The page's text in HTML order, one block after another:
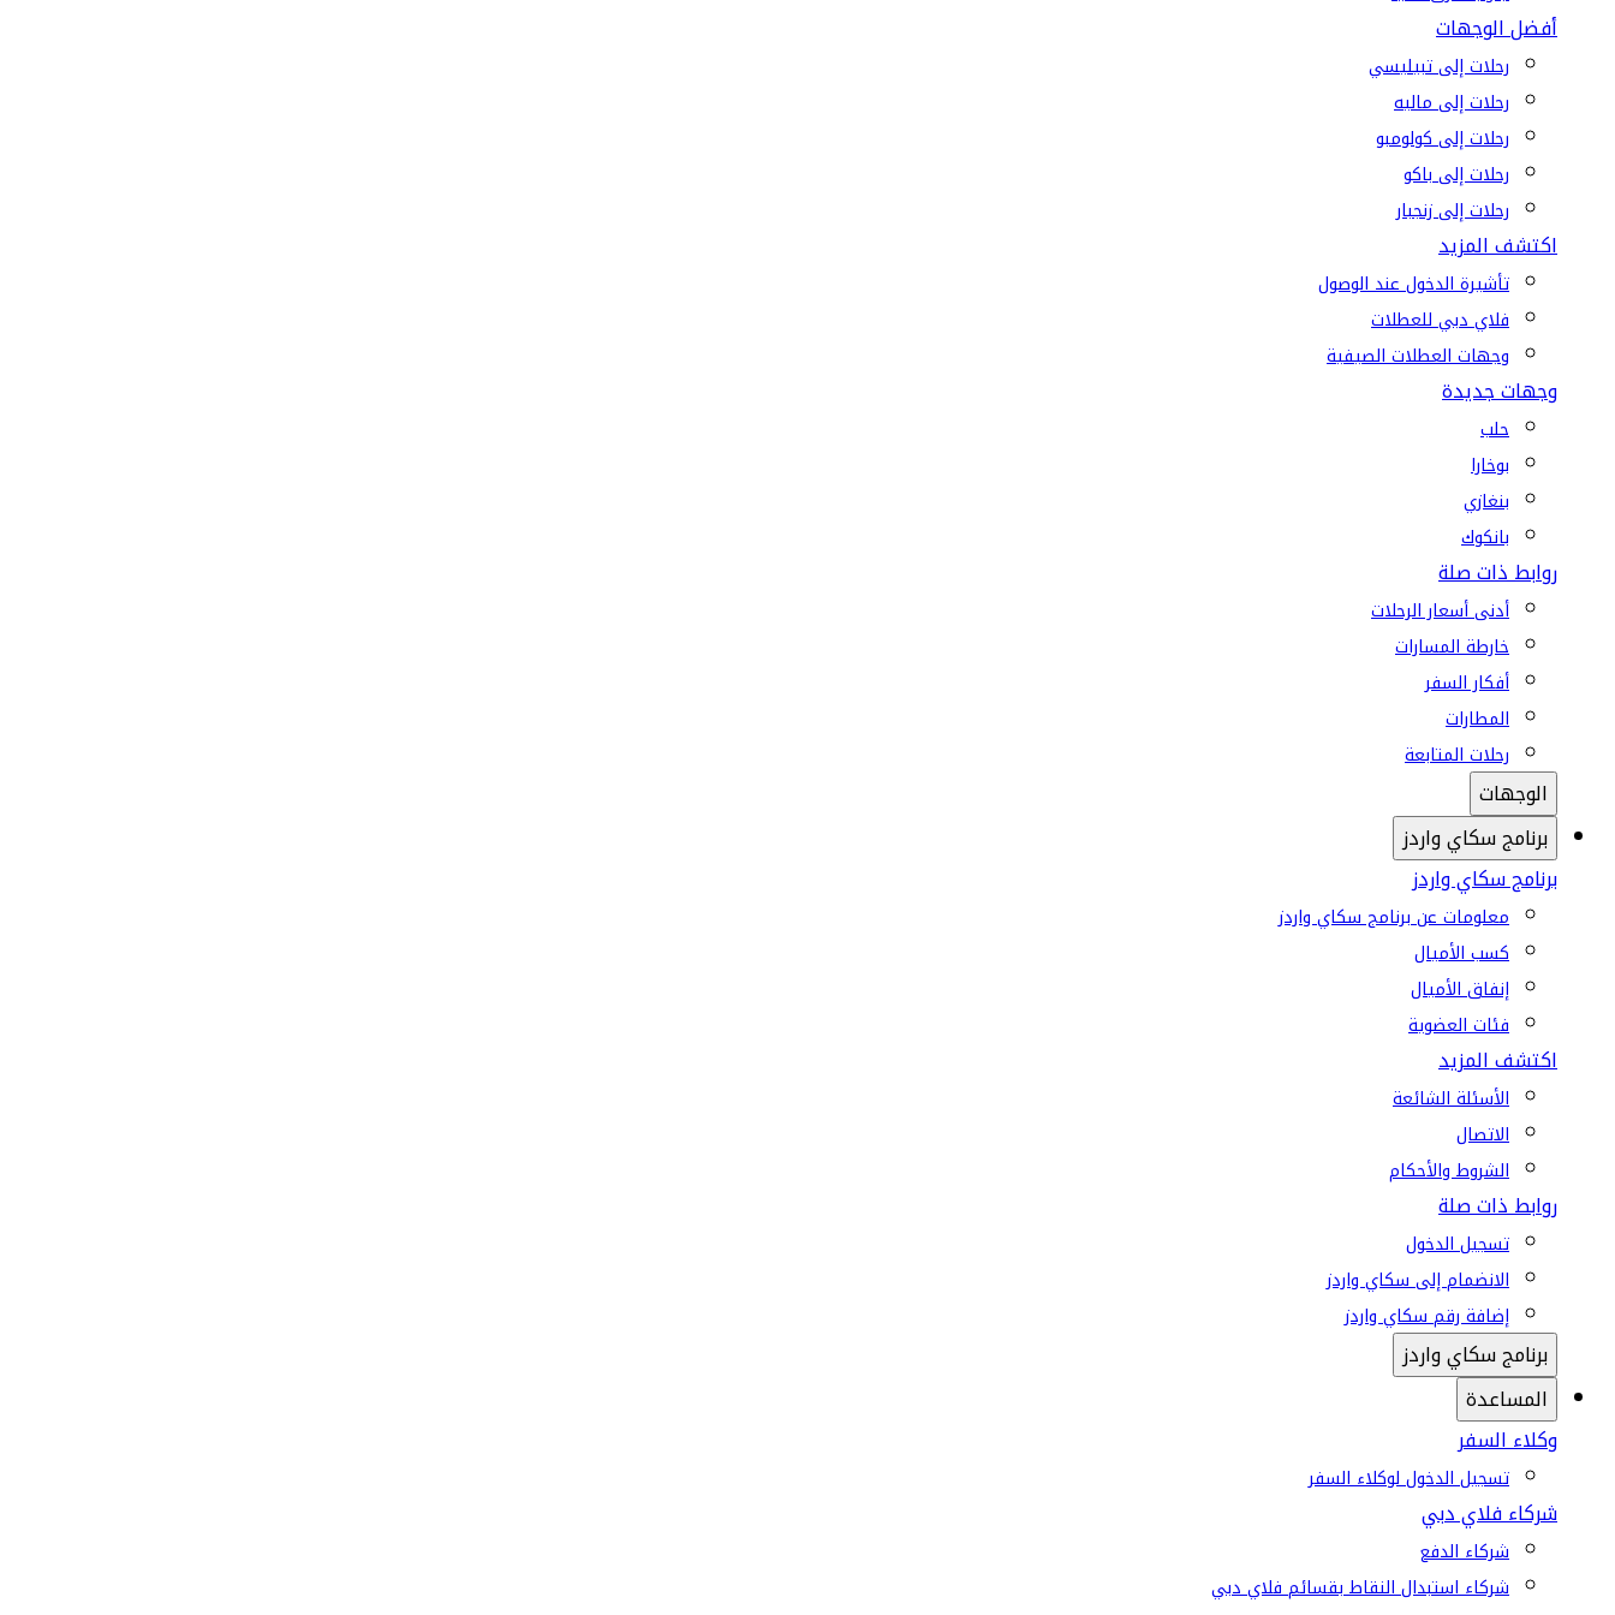
أفضل الوجهات
رحلات إلى تبيليسي
رحلات إلى ماليه
رحلات إلى كولومبو
رحلات إلى باكو
رحلات إلى زنجبار
اكتشف المزيد
تأشيرة الدخول عند الوصول
فلاي دبي للعطلات
وجهات العطلات الصيفية
وجهات جديدة
حلب
بوخارا
بنغازي
بانكوك
روابط ذات صلة
أدنى أسعار الرحلات
خارطة المسارات
أفكار السفر
المطارات
رحلات المتابعة
الوجهات
برنامج سكاي واردز
برنامج سكاي واردز
معلومات عن برنامج سكاي واردز
كسب الأميال
إنفاق الأميال
فئات العضوية
اكتشف المزيد
الأسئلة الشائعة
الاتصال
الشروط والأحكام
روابط ذات صلة
تسجيل الدخول
الانضمام إلى سكاي واردز
إضافة رقم سكاي واردز
برنامج سكاي واردز
المساعدة
وكلاء السفر
تسجيل الدخول لوكلاء السفر
شركاء فلاي دبي
شركاء الدفع
شركاء استبدال النقاط بقسائم فلاي دبي